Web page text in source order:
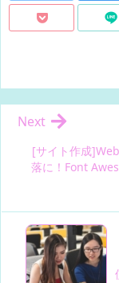
[サイト作成
落に！Font
Next